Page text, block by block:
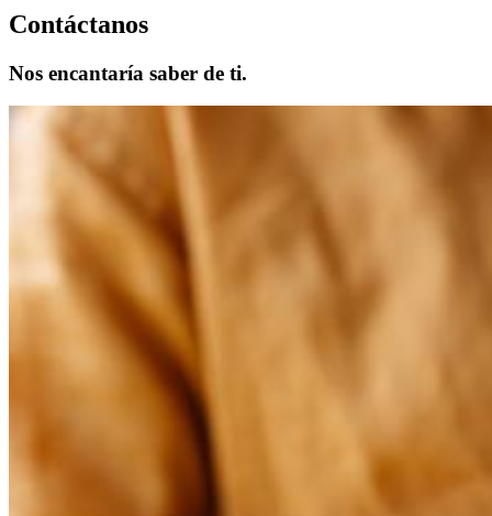
Contáctanos
Nos encantaría saber de ti.